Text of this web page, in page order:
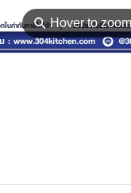
⚲Hover to zoom